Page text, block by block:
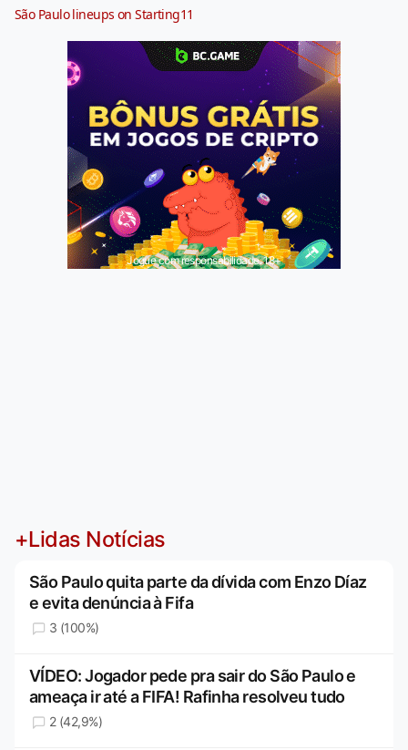
São Paulo lineups on Starting11
Jogue com responsabilidade. 18+
+Lidas Notícias
São Paulo quita parte da dívida com Enzo Díaz
e evita denúncia à Fifa
3 (100%)
VÍDEO: Jogador pede pra sair do São Paulo e
ameaça ir até a FIFA! Rafinha resolveu tudo
2 (42,9%)